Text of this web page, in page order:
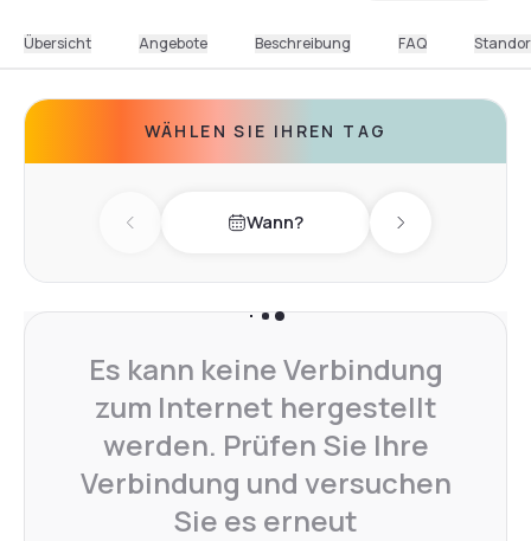
Übersicht Angebote Beschreibung FAQ
WÄHLEN SIE IHREN TAG
Previous day Wann? Next day
Es kann keine Verbindung
zum Internet hergestellt
werden. Prüfen Sie Ihre
Verbindung und versuchen
Sie es erneut